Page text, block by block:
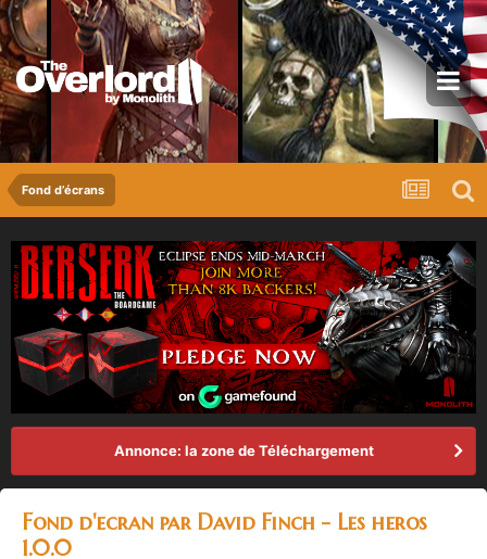
Fond d’écrans
Annonce: la zone de Téléchargement
Fond d'ecran par David Finch - Les heros
1.0.0